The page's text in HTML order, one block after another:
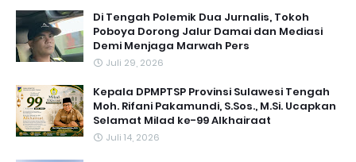
Di Tengah Polemik Dua Jurnalis, Tokoh
Poboya Dorong Jalur Damai dan Mediasi
Demi Menjaga Marwah Pers
Juli 29, 2026
Kepala DPMPTSP Provinsi Sulawesi Tengah
Moh. Rifani Pakamundi, S.Sos., M.Si. Ucapkan
Selamat Milad ke-99 Alkhairaat
Juli 14, 2026